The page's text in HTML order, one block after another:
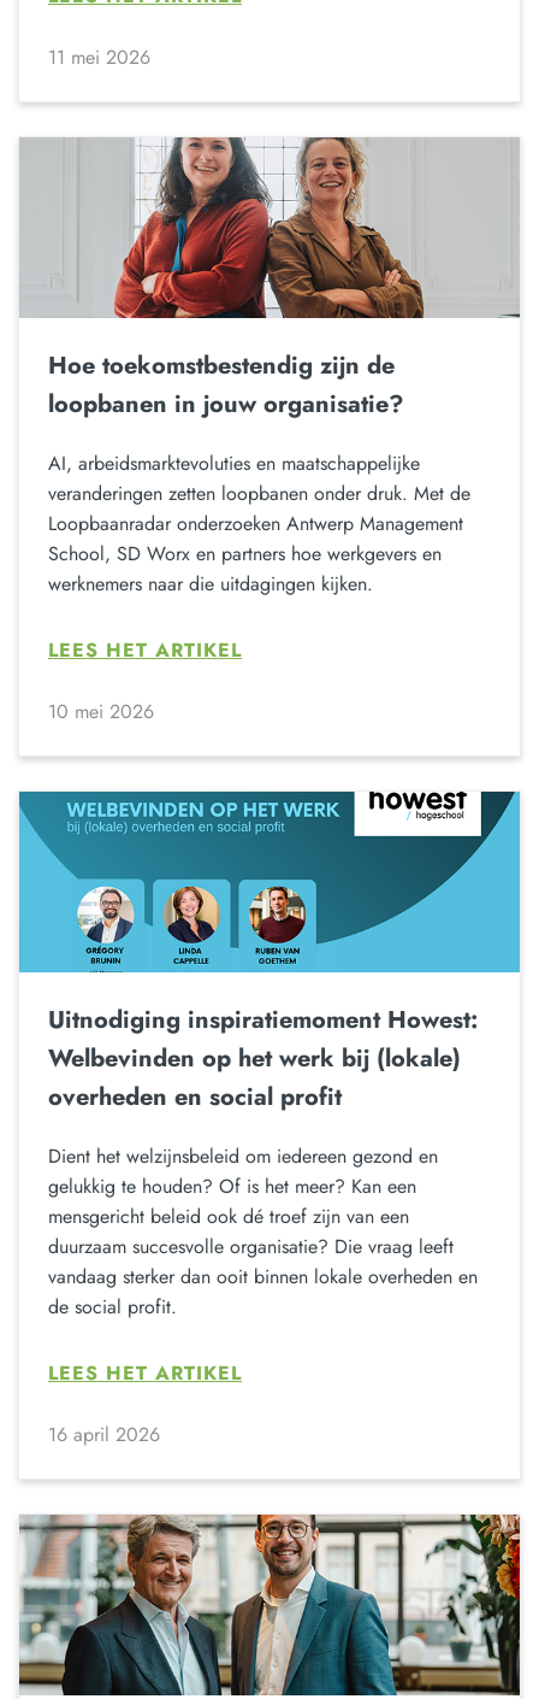
11 mei 2026
Hoe toekomstbestendig zijn de
loopbanen in jouw organisatie?
AI, arbeidsmarktevoluties en maatschappelijke
veranderingen zetten loopbanen onder druk. Met de
Loopbaanradar onderzoeken Antwerp Management
School, SD Worx en partners hoe werkgevers en
werknemers naar die uitdagingen kijken.
LEES HET ARTIKEL
10 mei 2026
Uitnodiging inspiratiemoment Howest:
Welbevinden op het werk bij (lokale)
overheden en social profit
Dient het welzijnsbeleid om iedereen gezond en
gelukkig te houden? Of is het meer? Kan een
mensgericht beleid ook dé troef zijn van een
duurzaam succesvolle organisatie? Die vraag leeft
vandaag sterker dan ooit binnen lokale overheden en
de social profit.
LEES HET ARTIKEL
16 april 2026